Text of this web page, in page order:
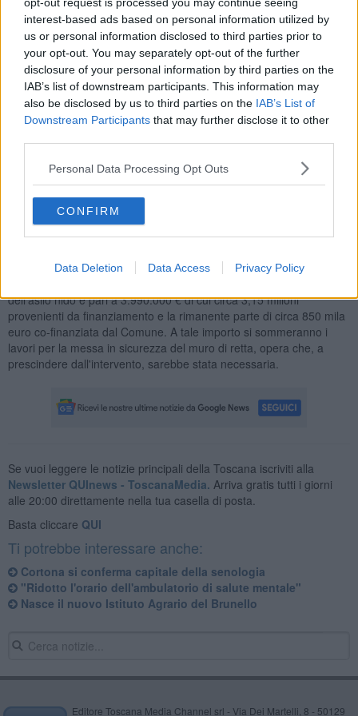
interest-based ads based on personal information utilized by
us or personal information disclosed to third parties prior to
your opt-out. You may separately opt-out of the further
disclosure of your personal information by third parties on the
IAB’s list of downstream participants. This information may
also be disclosed by us to third parties on the IAB’s List of
Downstream Participants that may further disclose it to other
Personal Data Processing Opt Outs
CONFIRM
Data Deletion Data Access Privacy Policy
prezzi del gennaio 2023, si era riscontrato un incremento medio dei
materiali edili del 40% .
“A seguito degli aumenti del costo dell'opera, l'amministrazione,
come avevamo anticipato, si era attivata prontamente per accedere
a un fondo ordinario gestito dal Ministero delle Finanze,
denominato ‘Fondo opere indifferibili’, per ottenere tale differenza,
pari a 954.410,74 euro, dovuta all'incremento – dichiara il
Vicesindaco Devis Milighetti - Grazie alla tempestività e alla
correttezza di quanto portato avanti anche dagli uffici, la richiesta è
stata accolta nella sua interezza consentendoci così di non gravare
sulle casse comunali e portare avanti un progetto strategico e
puntuali alle famiglie castiglionesi, ampliando la capienza dei nidi”.
dell’asilo nido è pari a 3.990.000 € di cui circa 3,15 milioni
provenienti da finanziamento e la rimanente parte di circa 850 mila
euro co-finanziata dal Comune. A tale importo si sommeranno i
lavori per la messa in sicurezza del muro di retta, opera che, a
prescindere dall'intervento, sarebbe stata necessaria.
Se vuoi leggere le notizie principali della Toscana iscriviti alla
Newsletter QUInews - ToscanaMedia. Arriva gratis tutti i giorni
alle 20:00 direttamente nella tua casella di posta.
Basta cliccare QUI
Ti potrebbe interessare anche:
Cortona si conferma capitale della senologia
"Ridotto l'orario dell'ambulatorio di salute mentale"
Nasce il nuovo Istituto Agrario del Brunello
Editore Toscana Media Channel srl - Via Dei Martelli, 8 - 50129